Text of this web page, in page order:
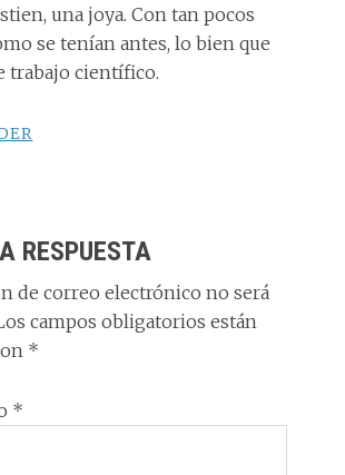
una joya. Con tan pocos
se tenían antes, lo bien que
trabajo científico.
RESPUESTA
de correo electrónico no será
campos obligatorios están
*
*